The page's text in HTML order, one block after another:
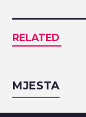
RELATED
MJESTA